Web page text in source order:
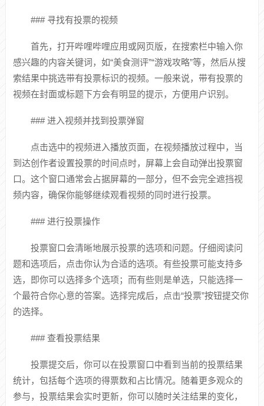
### 寻找有投票的视频
首先，打开哔哩哔哩应用或网页版，在搜索栏中输入你
感兴趣的内容关键词，如“美食测评”“游戏攻略”等，然后从搜
索结果中挑选带有投票标识的视频。一般来说，带有投票的
视频在封面或标题下方会有明显的提示，方便用户识别。
### 进入视频并找到投票弹窗
点击选中的视频进入播放页面，在视频播放过程中，当
到达创作者设置投票的时间点时，屏幕上会自动弹出投票窗
口。这个窗口通常会占据屏幕的一部分，但不会完全遮挡视
频内容，确保你能够继续观看视频的同时进行投票。
### 进行投票操作
投票窗口会清晰地展示投票的选项和问题。仔细阅读问
题和选项后，点击你认为合适的选项。有些投票可能支持多
选，即你可以选择多个选项；而有些则是单选，只能选择一
个最符合你心意的答案。选择完成后，点击“投票”按钮提交你
的选择。
### 查看投票结果
投票提交后，你可以在投票窗口中看到当前的投票结果
统计，包括每个选项的得票数和占比情况。随着更多观众的
参与，投票结果会实时更新，你可以随时关注结果的变化，